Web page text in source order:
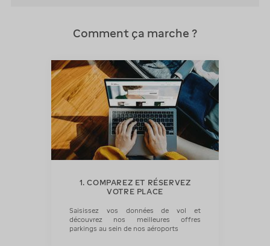
Comment ça marche ?
1. COMPAREZ ET RÉSERVEZ
VOTRE PLACE
Saisissez vos données de vol et
découvrez nos meilleures offres
parkings au sein de nos aéroports